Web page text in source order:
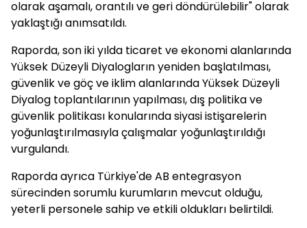
olarak aşamalı, orantılı ve geri döndürülebilir" olarak
yaklaştığı anımsatıldı.
Raporda, son iki yılda ticaret ve ekonomi alanlarında
Yüksek Düzeyli Diyalogların yeniden başlatılması,
güvenlik ve göç ve iklim alanlarında Yüksek Düzeyli
Diyalog toplantılarının yapılması, dış politika ve
güvenlik politikası konularında siyasi istişarelerin
yoğunlaştırılmasıyla çalışmalar yoğunlaştırıldığı
vurgulandı.
Raporda ayrıca Türkiye'de AB entegrasyon
sürecinden sorumlu kurumların mevcut olduğu,
yeterli personele sahip ve etkili oldukları belirtildi.